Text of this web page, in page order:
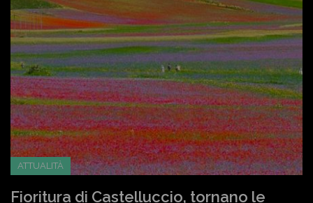
ATTUALITÀ
Fioritura di Castelluccio, tornano le